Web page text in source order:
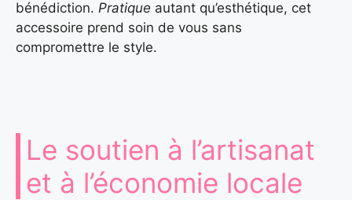
bénédiction. Pratique autant qu’esthétique, cet
accessoire prend soin de vous sans
compromettre le style.
Le soutien à l’artisanat
et à l’économie locale